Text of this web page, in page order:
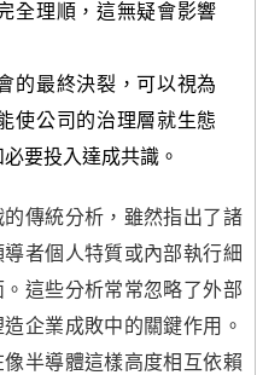
全理順，這無疑會影響
的最終決裂，可以視為
使公司的治理層就生態
要投入達成共識。
傳統分析，雖然指出了諸
者個人特質或內部執行細
這些分析常常忽略了外部
企業成敗中的關鍵作用。
半導體這樣高度相互依賴